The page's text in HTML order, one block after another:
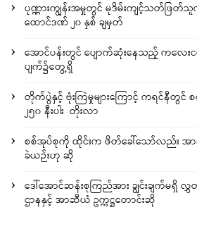
ပုဏ္ဏားကျွန်းအမှုတွင် မုဒိမ်းကျင့်သတ်ဖြတ်
ထောင်ဒဏ် ၂၀ နှစ် ချမှတ်
အောင်ပန်းတွင် ပျောက်ဆုံးနေသည့် ကလေ
ပျက်၌တွေ့ရှိ
တိုက်ပွဲနှင့် ဗုံးကြဲမှုများကြောင့် ကရင်နီတွင်
၂၅၀ နီးပါး တိုးလာ
စစ်အုပ်စုကို ထိုင်းက ဖိတ်ခေါ်သော်လည်း
ခဲယဉ်းဟု ဆို
ဒေါ်အောင်ဆန်းစုကြည်အား ချွင်းချက်မရှိ လွှတ်
ဌာနနှင့် အာဆီယံ ဥက္ကဋ္ဌတောင်းဆို